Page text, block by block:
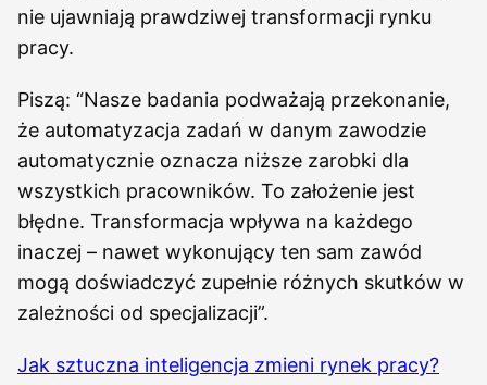
nie ujawniają prawdziwej transformacji rynku
pracy.
Piszą: “Nasze badania podważają przekonanie,
że automatyzacja zadań w danym zawodzie
automatycznie oznacza niższe zarobki dla
wszystkich pracowników. To założenie jest
błędne. Transformacja wpływa na każdego
inaczej – nawet wykonujący ten sam zawód
mogą doświadczyć zupełnie różnych skutków w
zależności od specjalizacji”.
Jak sztuczna inteligencja zmieni rynek pracy?